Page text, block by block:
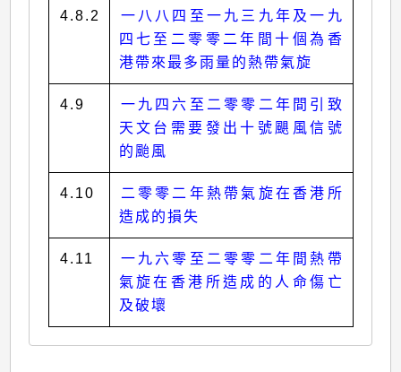
4.8.2
一八八四至一九三九年及一九
四七至二零零二年間十個為香
港帶來最多雨量的熱帶氣旋
4.9
一九四六至二零零二年間引致
天文台需要發出十號颶風信號
的颱風
4.10
二零零二年熱帶氣旋在香港所
造成的損失
4.11
一九六零至二零零二年間熱帶
氣旋在香港所造成的人命傷亡
及破壞